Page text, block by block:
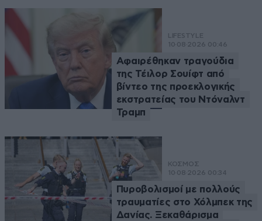
LIFESTYLE
10·08·2026 00:46
Αφαιρέθηκαν τραγούδια
της Τέιλορ Σουίφτ από
βίντεο της προεκλογικής
εκστρατείας του Ντόναλντ
Τραμπ
ΚΟΣΜΟΣ
10·08·2026 00:34
Πυροβολισμοί με πολλούς
τραυματίες στο Χόλμπεκ της
Δανίας. Ξεκαθάρισμα